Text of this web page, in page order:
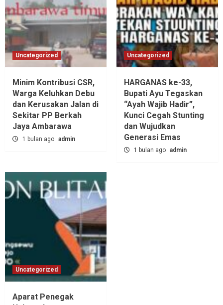
Uncategorized
Minim Kontribusi CSR,
Warga Keluhkan Debu
dan Kerusakan Jalan di
Sekitar PP Berkah
Jaya Ambarawa‎
1 bulan ago admin
Uncategorized
HARGANAS ke-33,
Bupati Ayu Tegaskan
“Ayah Wajib Hadir”,
Kunci Cegah Stunting
dan Wujudkan
Generasi Emas
1 bulan ago admin
Uncategorized
Aparat Penegak